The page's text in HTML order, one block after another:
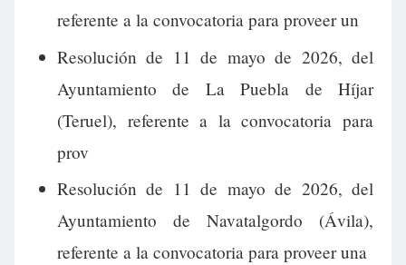
referente a la convocatoria para proveer un
Resolución de 11 de mayo de 2026, del
Ayuntamiento de La Puebla de Híjar
(Teruel), referente a la convocatoria para
prov
Resolución de 11 de mayo de 2026, del
Ayuntamiento de Navatalgordo (Ávila),
referente a la convocatoria para proveer una